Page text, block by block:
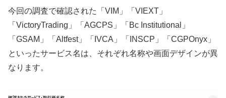
今回の調査で確認された「VIM」「VIEXT」
「VictoryTrading」「AGCPS」「Bc Institutional」
「GSAM」「Altfest」「IVCA」「INSCP」「CGPOnyx」
といったサービス名は、それぞれ名称や画面デザインが異
なります。